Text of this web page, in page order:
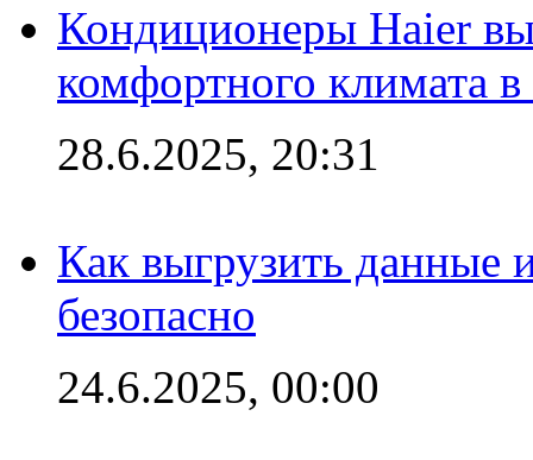
Кондиционеры Haier
комфортного климата
28.6.2025, 20:31
Как выгрузить данные
безопасно
24.6.2025, 00:00